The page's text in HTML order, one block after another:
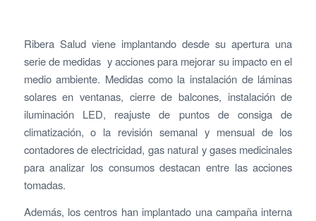
Ribera Salud viene implantando desde su apertura una
serie de medidas y acciones para mejorar su impacto en el
medio ambiente. Medidas como la instalación de láminas
solares en ventanas, cierre de balcones, instalación de
iluminación LED, reajuste de puntos de consiga de
climatización, o la revisión semanal y mensual de los
contadores de electricidad, gas natural y gases medicinales
para analizar los consumos destacan entre las acciones
tomadas.
Además, los centros han implantado una campaña interna